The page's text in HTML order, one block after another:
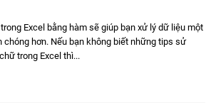
Excel bằng hàm sẽ giúp bạn xử lý dữ liệu một
chóng hơn. Nếu bạn không biết những tips sử
trong Excel thì...